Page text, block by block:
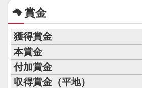
賞金
獲得賞金
本賞金
付加賞金
収得賞金（平地）